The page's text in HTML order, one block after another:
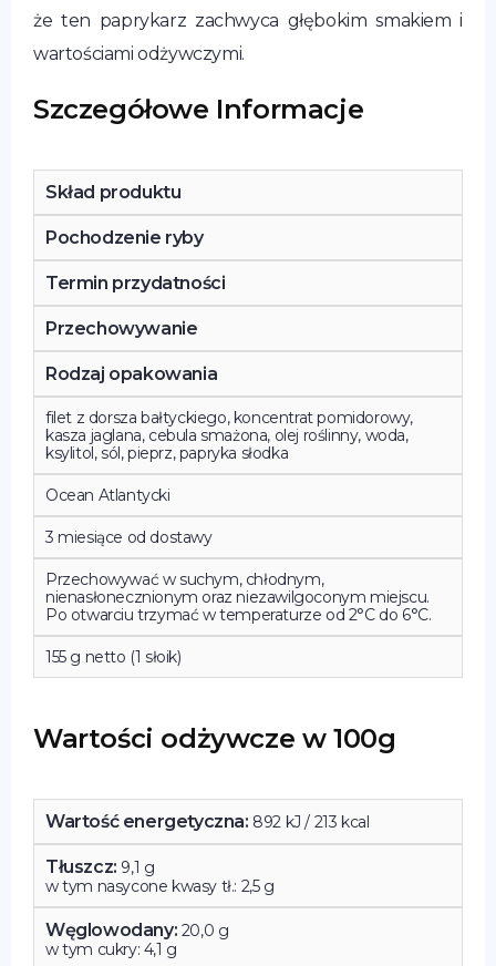
że ten paprykarz zachwyca głębokim smakiem i
wartościami odżywczymi.
Szczegółowe Informacje
Skład produktu
Pochodzenie ryby
Termin przydatności
Przechowywanie
Rodzaj opakowania
filet z dorsza bałtyckiego, koncentrat pomidorowy,
kasza jaglana, cebula smażona, olej roślinny, woda,
ksylitol, sól, pieprz, papryka słodka
Ocean Atlantycki
3 miesiące od dostawy
Przechowywać w suchym, chłodnym,
nienasłonecznionym oraz niezawilgoconym miejscu.
Po otwarciu trzymać w temperaturze od 2°C do 6°C.
155 g netto (1 słoik)
Wartości odżywcze w 100g
Wartość energetyczna: 892 kJ / 213 kcal
Tłuszcz: 9,1 g
w tym nasycone kwasy tł.: 2,5 g
Węglowodany: 20,0 g
w tym cukry: 4,1 g